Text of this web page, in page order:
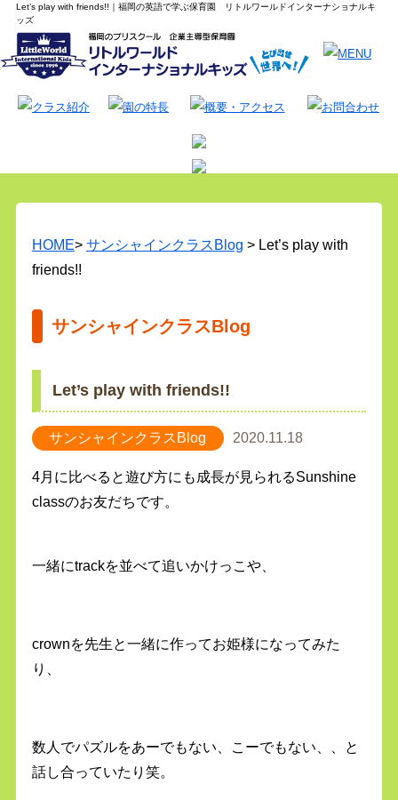
Let’s play with friends!!｜福岡の英語で学ぶ保育園 リトルワールドインターナショナルキ
ッズ
HOME> サンシャインクラスBlog > Let’s play with
friends!!
サンシャインクラスBlog
Let’s play with friends!!
サンシャインクラスBlog 2020.11.18
4月に比べると遊び方にも成長が見られるSunshine
classのお友だちです。
一緒にtrackを並べて追いかけっこや、
crownを先生と一緒に作ってお姫様になってみた
り、
数人でパズルをあーでもない、こーでもない、、と
話し合っていたり笑。